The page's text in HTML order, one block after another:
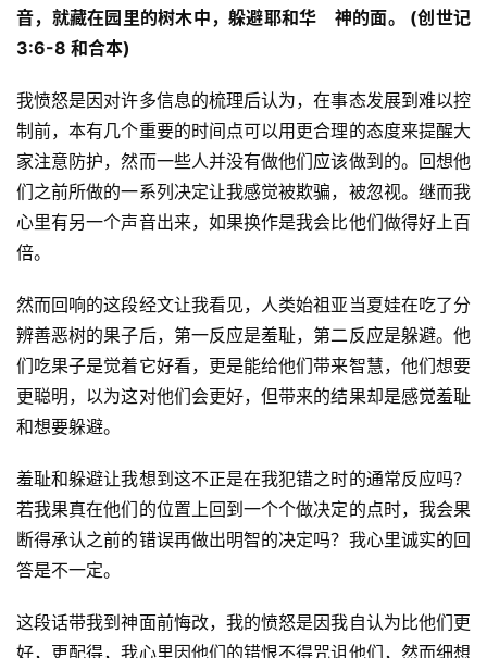
首
页
主
日
拜
专
题
讲
赞
美
拜
音，就藏在园里的树木中，躲避耶和华　神的面。 (创世记
3:6-8 和合本)
我愤怒是因对许多信息的梳理后认为，在事态发展到难以控
制前，本有几个重要的时间点可以用更合理的态度来提醒大
家注意防护，然而一些人并没有做他们应该做到的。回想他
们之前所做的一系列决定让我感觉被欺骗，被忽视。继而我
心里有另一个声音出来，如果换作是我会比他们做得好上百
倍。
然而回响的这段经文让我看见，人类始祖亚当夏娃在吃了分
辨善恶树的果子后，第一反应是羞耻，第二反应是躲避。他
们吃果子是觉着它好看，更是能给他们带来智慧，他们想要
更聪明，以为这对他们会更好，但带来的结果却是感觉羞耻
和想要躲避。
羞耻和躲避让我想到这不正是在我犯错之时的通常反应吗？
若我果真在他们的位置上回到一个个做决定的点时，我会果
断得承认之前的错误再做出明智的决定吗？我心里诚实的回
答是不一定。
这段话带我到神面前悔改，我的愤怒是因我自认为比他们更
好，更配得，我心里因他们的错恨不得咒诅他们，然而细想